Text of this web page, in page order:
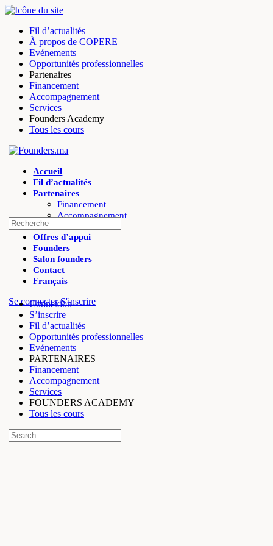
Toggle
Panel
Fil d’actualités
À propos de COPERE
Evénements
Opportunités professionnelles
Partenaires
Financement
Accompagnement
Services
Founders Academy
Tous les cours
Toggle
Panel
Accueil
Fil d’actualités
Partenaires
Financement
Accompagnement
Offres d’appui
Founders
Salon founders
Contact
Français
More
options
Se connecterS'inscrire
Recherche
pour:
Connexion
S’inscrire
Fil d’actualités
Opportunités professionnelles
Evénements
PARTENAIRES
Financement
Accompagnement
Services
FOUNDERS ACADEMY
Tous les cours
Recherche
pour: